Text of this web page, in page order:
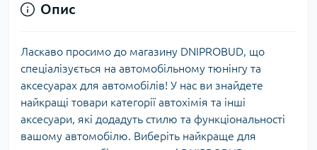
Опис
Ласкаво просимо до магазину DNIPROBUD, що
спеціалізується на автомобільному тюнінгу та
аксесуарах для автомобілів! У нас ви знайдете
найкращі товари категорії автохімія та інші
аксесуари, які додадуть стилю та функціональності
вашому автомобілю. Виберіть найкраще для